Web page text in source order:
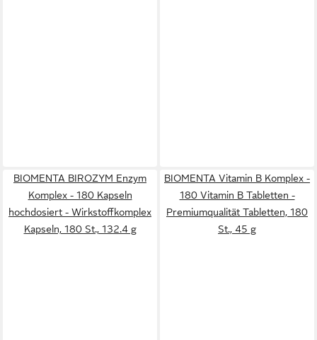
BIOMENTA BIROZYM Enzym
Komplex - 180 Kapseln
hochdosiert - Wirkstoffkomplex
Kapseln, 180 St., 132.4 g
BIOMENTA Vitamin B Komplex -
180 Vitamin B Tabletten -
Premiumqualität Tabletten, 180
St., 45 g